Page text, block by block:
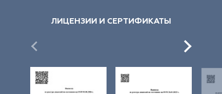
ЛИЦЕНЗИИ И СЕРТИФИКАТЫ